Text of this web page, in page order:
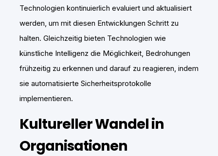
Technologien kontinuierlich evaluiert und aktualisiert
werden, um mit diesen Entwicklungen Schritt zu
halten. Gleichzeitig bieten Technologien wie
künstliche Intelligenz die Möglichkeit, Bedrohungen
frühzeitig zu erkennen und darauf zu reagieren, indem
sie automatisierte Sicherheitsprotokolle
implementieren.
Kultureller Wandel in
Organisationen